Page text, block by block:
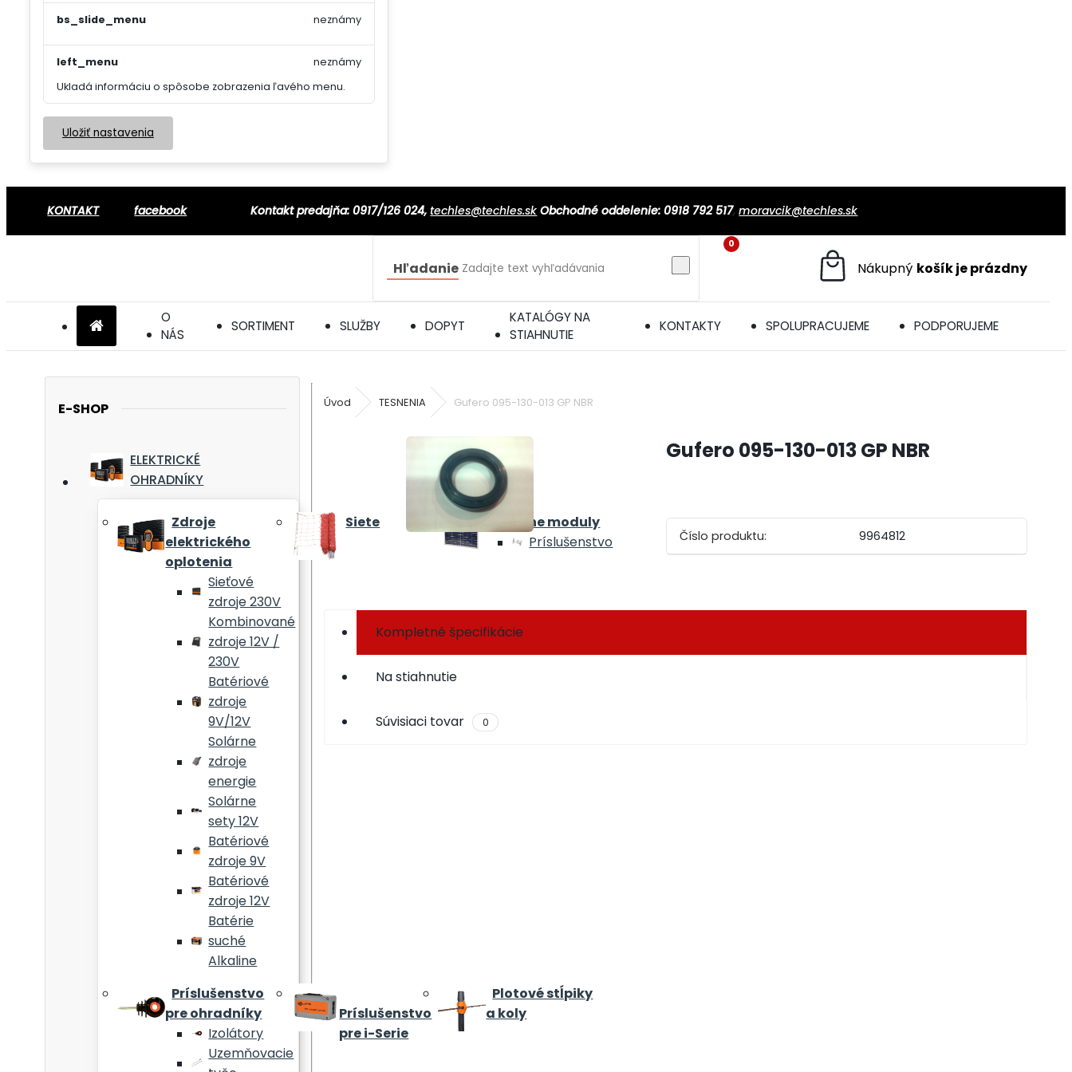
bs_slide_menu neznámy
left_menu
Ukladá informáciu o spôsobe zobrazenia ľavého menu.
neznámy
Uložiť nastavenia
KONTAKT facebook Kontakt predajňa: 0917/126 024, techles@techles.sk Obchodné oddelenie: 0918 792 517,moravcik@techles.sk
O
NÁS
SORTIMENT SLUŽBY DOPYT
KATALÓGY NA
STIAHNUTIE
KONTAKTY SPOLUPRACUJEME PODPORUJEME
Hľadanie
0
E-SHOP
ELEKTRICKÉ
OHRADNÍKY
Zdroje
elektrického
oplotenia
Sieťové
zdroje 230V
Kombinované
zdroje 12V /
230V
Batériové
zdroje
9V/12V
Solárne
zdroje
energie
Solárne
sety 12V
Batériové
zdroje 9V
Batériové
zdroje 12V
Batérie
suché
Alkaline
Siete
Solárne moduly
Príslušenstvo
Príslušenstvo
pre ohradníky
Izolátory
Uzemňovacie
Príslušenstvo
pre i-Serie
Plotové stĺpiky
a koly
Úvod TESNENIA Gufero 095-130-013 GP NBR
Gufero 095-130-013 GP NBR
Číslo produktu: 9964812
Kompletné špecifikácie
Na stiahnutie
Súvisiaci tovar 0